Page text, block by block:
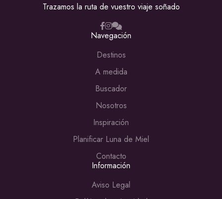
Trazamos la ruta de vuestro viaje soñado
Navegación
Destinos
A medida
Buscador
Nosotros
Inspiración
Planificar Luna de Miel
Contacto
Información
Aviso Legal